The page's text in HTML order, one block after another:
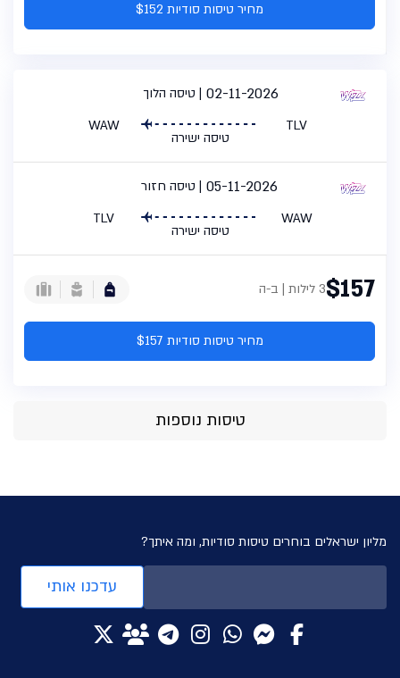
מחיר טיסות סודיות $152
טיסה הלוך 02-11-2026
TLV
טיסה ישירה
WAW
טיסה חזור 05-11-2026
WAW
טיסה ישירה
TLV
$1573 לילות | ב-ה
מחיר טיסות סודיות $157
טיסות נוספות
מליון ישראלים בוחרים טיסות סודיות, ומה איתך?
עדכנו אותי